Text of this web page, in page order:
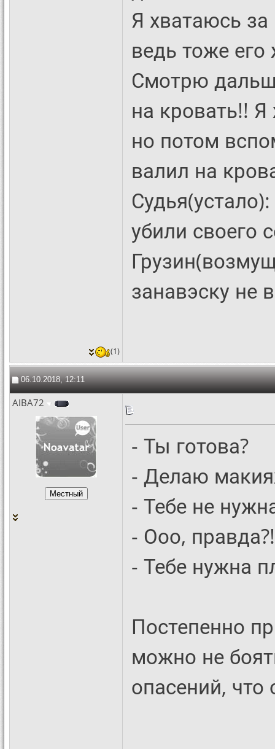
Я хватаюсь
ведь тоже
Смотрю
на кровать!!
но потом
валил на
убили своего
занавэску не
(1)
06.10.2018, 12:11
AIBA72
- Ты готова?
- Делаю
- Тебе не
- Ооо, правда?!
- Тебе нужна
Постепенно
можно не
опасений, что